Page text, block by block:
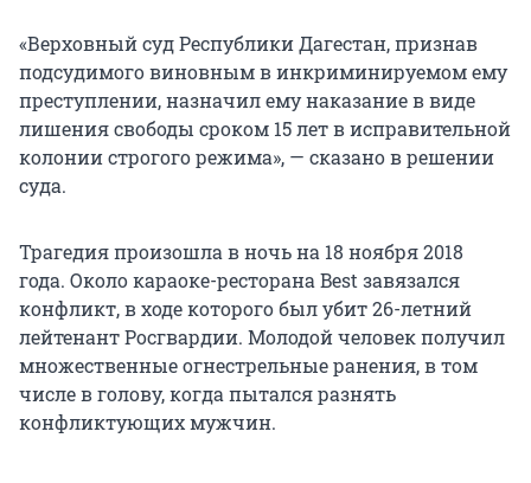
«Верховный суд Республики Дагестан, признав
подсудимого виновным в инкриминируемом ему
преступлении, назначил ему наказание в виде
лишения свободы сроком 15 лет в исправительной
колонии строгого режима», — сказано в решении
суда.
Трагедия произошла в ночь на 18 ноября 2018
года. Около караоке-ресторана Best завязался
конфликт, в ходе которого был убит 26-летний
лейтенант Росгвардии. Молодой человек получил
множественные огнестрельные ранения, в том
числе в голову, когда пытался разнять
конфликтующих мужчин.